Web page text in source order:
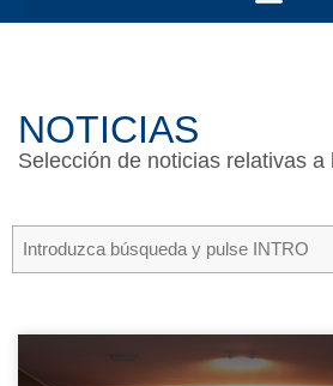
NOTICIAS
Selección de noticias relativas a